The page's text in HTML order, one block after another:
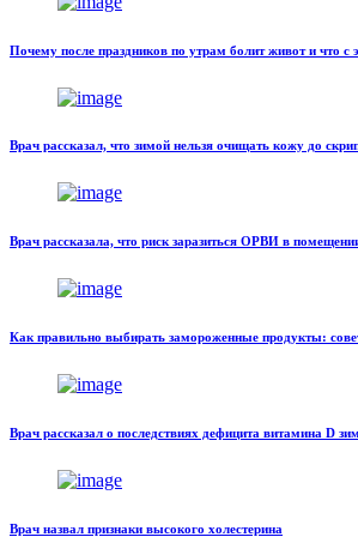
Почему после праздников по утрам болит живот и что с
Врач рассказал, что зимой нельзя очищать кожу до
Врач рассказала, что риск заразиться ОРВИ в
Как правильно выбирать замороженные продукты:
Врач рассказал о последствиях дефицита витамина D
Врач назвал признаки высокого холестерина